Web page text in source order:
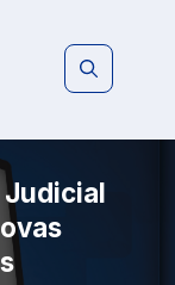
Judicial